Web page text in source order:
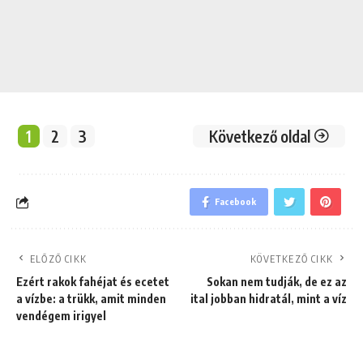
1 2 3 Következő oldal
Facebook
ELŐZŐ CIKK
Ezért rakok fahéjat és ecetet
a vízbe: a trükk, amit minden
vendégem irigyel
KÖVETKEZŐ CIKK
Sokan nem tudják, de ez az
ital jobban hidratál, mint a víz